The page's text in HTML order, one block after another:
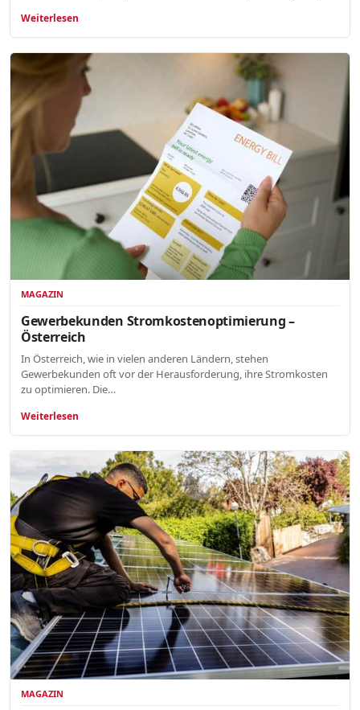
Weiterlesen
MAGAZIN
Gewerbekunden Stromkostenoptimierung –
Österreich
In Österreich, wie in vielen anderen Ländern, stehen
Gewerbekunden oft vor der Herausforderung, ihre Stromkosten
zu optimieren. Die…
Weiterlesen
MAGAZIN